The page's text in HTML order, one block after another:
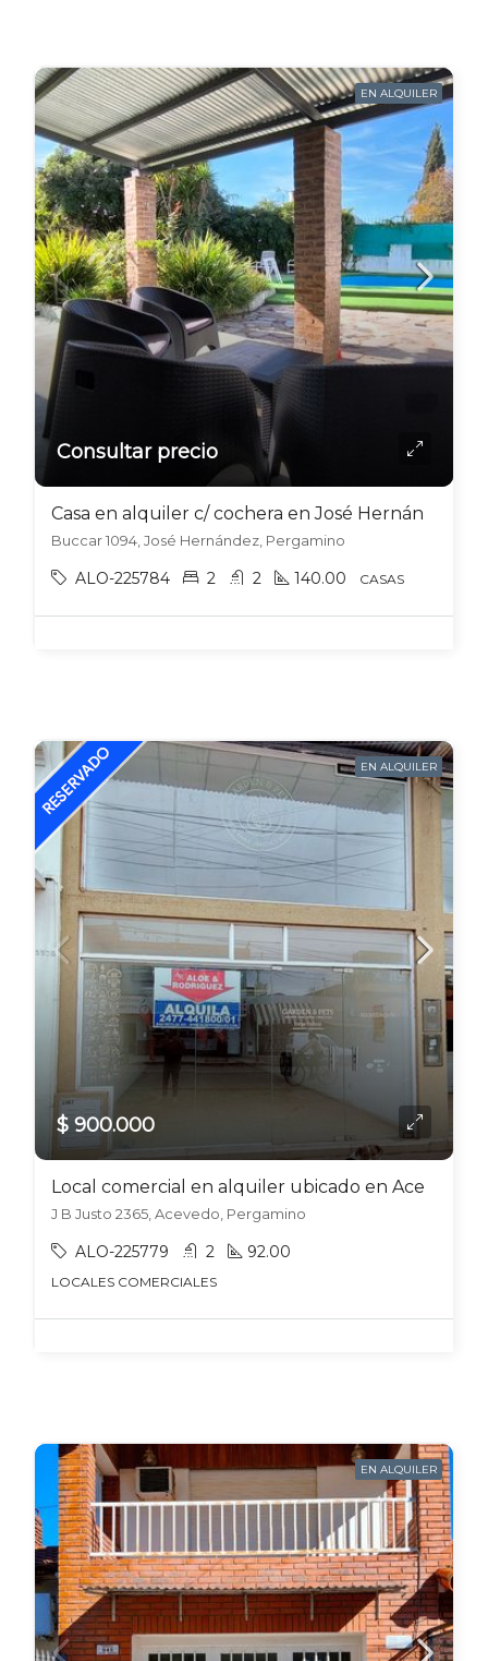
EN ALQUILER
Consultar precio
Buccar 1094, José Hernández, Pergamino
ALO-225784 2 2 140.00 CASAS
EN ALQUILER
$ 900.000
J B Justo 2365, Acevedo, Pergamino
ALO-225779 2 92.00
LOCALES COMERCIALES
EN ALQUILER